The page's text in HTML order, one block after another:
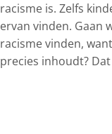
racisme is. Zelfs
ervan vinden. Gaan
racisme vinden,
precies inhoudt?